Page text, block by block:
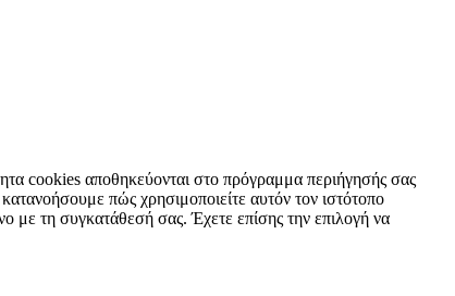
cookies αποθηκεύονται στο πρόγραμμα περιήγησής σας
πώς χρησιμοποιείτε αυτόν τον ιστότοπο
με τη συγκατάθεσή σας. Έχετε επίσης την επιλογή να